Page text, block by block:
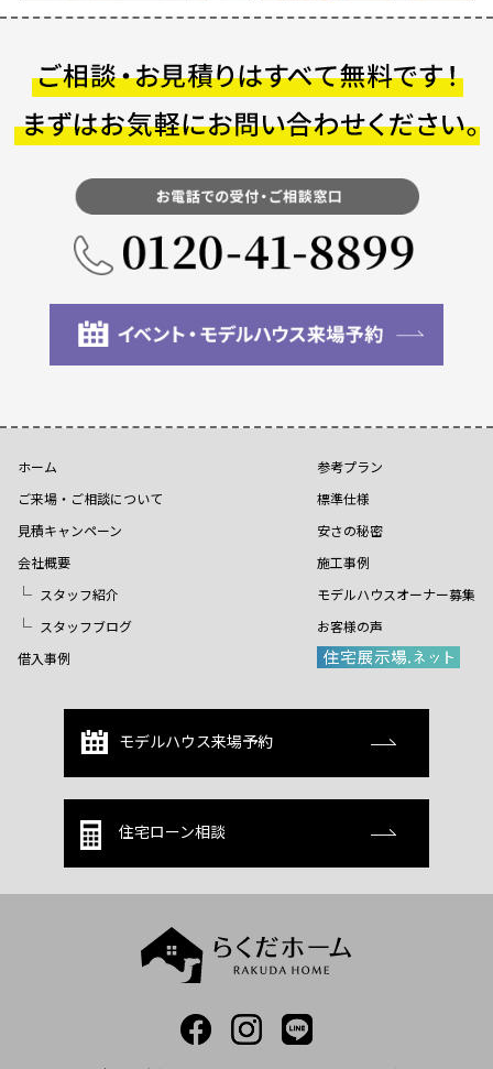
ホーム
ご来場・ご相談について
見積キャンペーン
会社概要
スタッフ紹介
スタッフブログ
借入事例
参考プラン
標準仕様
安さの秘密
施工事例
モデルハウスオーナー募集
お客様の声
モデルハウス来場予約
住宅ローン相談